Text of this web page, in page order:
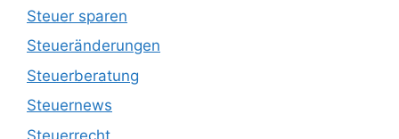
Steuer sparen
Steueränderungen
Steuerberatung
Steuernews
Steuerrecht